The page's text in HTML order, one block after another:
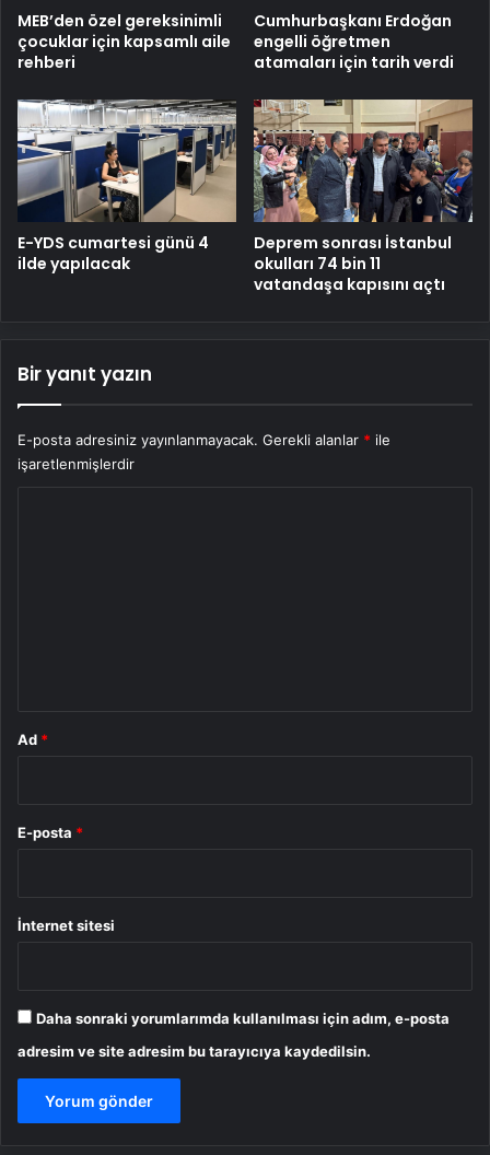
MEB’den özel gereksinimli
çocuklar için kapsamlı aile
rehberi
Cumhurbaşkanı Erdoğan
engelli öğretmen
atamaları için tarih verdi
E-YDS cumartesi günü 4
ilde yapılacak
Deprem sonrası İstanbul
okulları 74 bin 11
vatandaşa kapısını açtı
Bir yanıt yazın
E-posta adresiniz yayınlanmayacak. Gerekli alanlar * ile
işaretlenmişlerdir
Ad *
E-posta *
İnternet sitesi
Daha sonraki yorumlarımda kullanılması için adım, e-posta
adresim ve site adresim bu tarayıcıya kaydedilsin.